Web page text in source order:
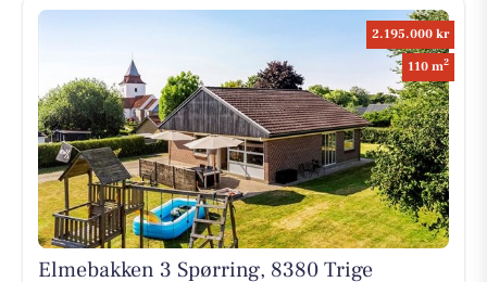
2.195.000 kr
110 m2
Elmebakken 3 Spørring, 8380 Trige